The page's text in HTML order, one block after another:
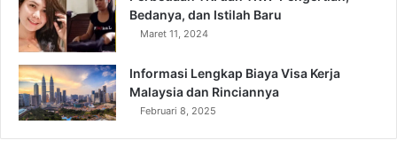
Bedanya, dan Istilah Baru
Maret 11, 2024
Informasi Lengkap Biaya Visa Kerja
Malaysia dan Rinciannya
Februari 8, 2025